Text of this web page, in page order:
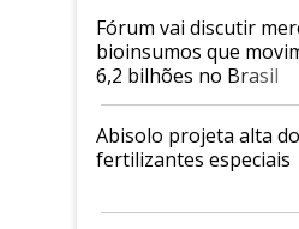
Fórum vai discutir
bioinsumos que
6,2 bilhões no Brasil
Abisolo projeta alta
fertilizantes especiais